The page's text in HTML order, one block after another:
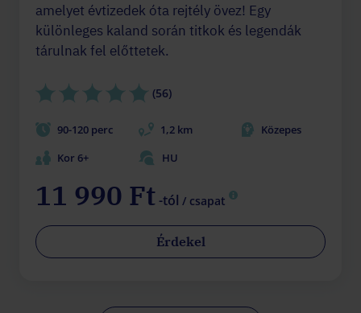
amelyet évtizedek óta rejtély övez! Egy
különleges kaland során titkok és legendák
tárulnak fel előttetek.
(56)
90-120 perc 1,2 km
Közepes
Kor 6+
HU
11 990 Ft-tól / csapat
Érdekel